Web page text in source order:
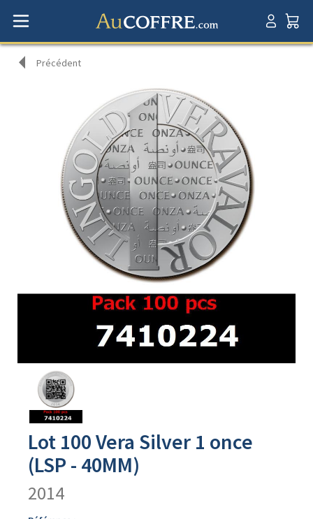
Précédent
produit
Lot 100 Vera Silver 1 once
(LSP - 40MM)
2014